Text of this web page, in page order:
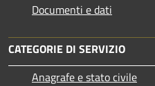
Documenti e dati
CATEGORIE DI SERVIZIO
Anagrafe e stato civile